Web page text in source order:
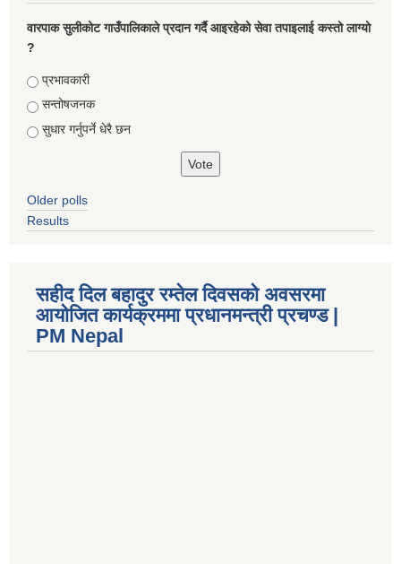
वारपाक सुलीकोट गाउँपालिकाले प्रदान गर्दै आइरहेको सेवा तपाइलाई कस्तो लाग्यो
?
Choices
प्रभावकारी
सन्तोषजनक
सुधार गर्नुपर्ने धेरै छन
Older polls
Results
सहीद दिल बहादुर रम्तेल दिवसको अवसरमा
आयोजित कार्यक्रममा प्रधानमन्त्री प्रचण्ड |
PM Nepal